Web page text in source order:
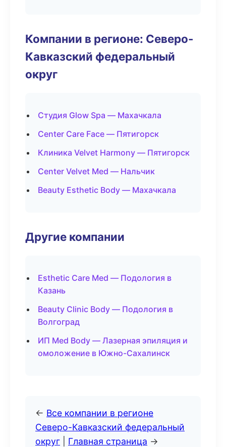
Компании в регионе: Северо-
Кавказский федеральный
округ
Студия Glow Spa — Махачкала
Center Care Face — Пятигорск
Клиника Velvet Harmony — Пятигорск
Center Velvet Med — Нальчик
Beauty Esthetic Body — Махачкала
Другие компании
Esthetic Care Med — Подология в
Казань
Beauty Clinic Body — Подология в
Волгоград
ИП Med Body — Лазерная эпиляция и
омоложение в Южно-Сахалинск
← Все компании в регионе
Северо-Кавказский федеральный
округ
Главная страница →